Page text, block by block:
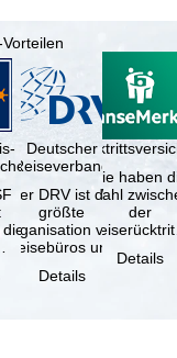
die
Deutscher
Reiseverband
Der DRV ist die
größte
Organisation von
Reisebüros und
Reiseveranstaltern
in …
Details
Sie haben
Wahl
der
(inklusive
Details